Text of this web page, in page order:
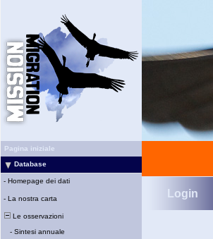
Pagina iniziale
Database
- Homepage dei dati
- La nostra carta
Le osservazioni
- Sintesi annuale
Login